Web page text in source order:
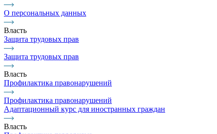
О персональных данных
Власть
Защита трудовых прав
Защита трудовых прав
Власть
Профилактика правонарушений
Профилактика правонарушений
Адаптационный курс для иностранных граждан
Власть